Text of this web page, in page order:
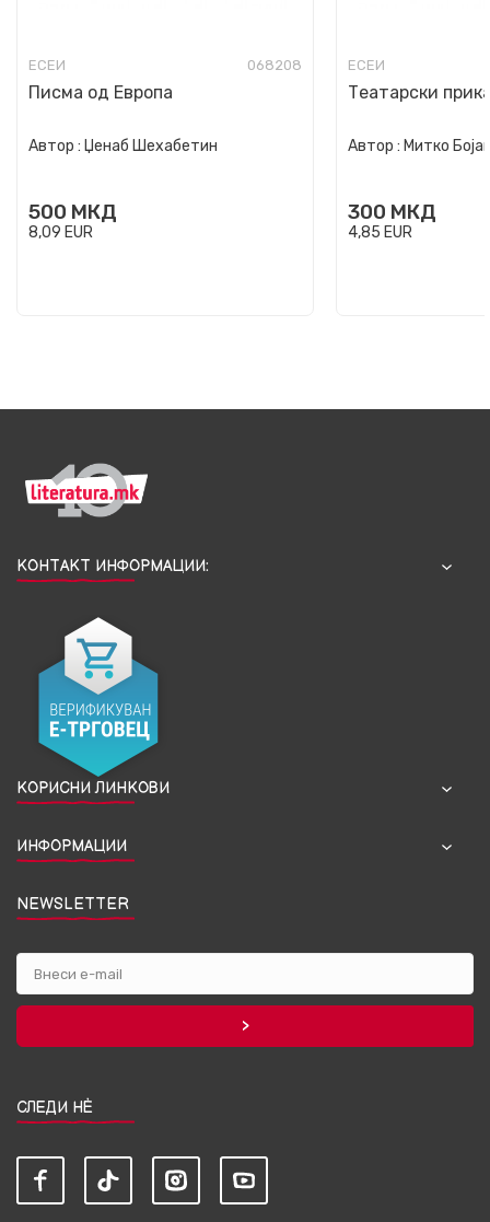
ЕСЕИ 068208
Писма од Европа
Автор : Џенаб Шехабетин
500 МКД
8,09 EUR
ЕСЕИ
Театарски
Автор : Митко
300 МКД
4,85 EUR
КОНТАКТ ИНФОРМАЦИИ:
КОРИСНИ ЛИНКОВИ
ИНФОРМАЦИИ
NEWSLETTER
СЛЕДИ НЀ